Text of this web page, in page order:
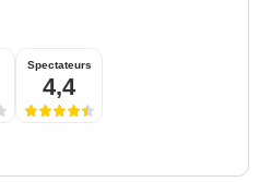
Spectateurs
4,4